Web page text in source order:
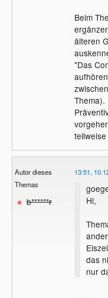
Beim
älteren
"Das
Thema).
Autor dieses
Themas
b******r
13:51,
Hi,
das
nur